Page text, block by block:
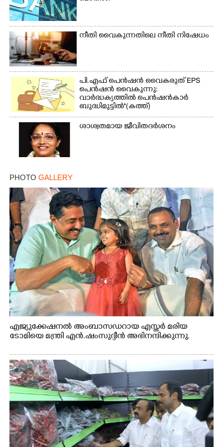
നീതി വൈകുന്നതിലെ നീതി നിഷേധം
പി.എഫ് പെൻഷൻ വൈകരുത് EPS
പെൻഷൻ വൈകുന്നു:
വാർദ്ധക്യത്തിൽ പെൻഷൻകാർ
ബുദ്ധിമുട്ടിൽ*(കത്ത്)
ശാശ്വതമായ ജീവിതദർശനം
PHOTO GALLERY
എജ്യുക്കേഷനൽ അംബാസഡറായ എസ്തർ മരിയ
ടോമിയെ മന്ത്രി എൻ.ഷംസുദ്ദീൻ അഭിനന്ദിക്കുന്നു.